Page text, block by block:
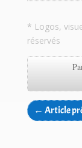
* Logos,
réservés
← Article